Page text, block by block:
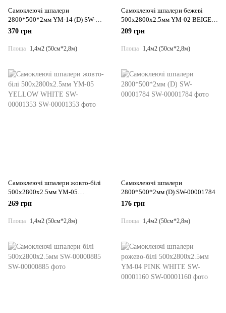
Самоклеючі шпалери
2800*500*2мм YM-14 (D) SW-
00001782
370 грн
Площа 1,4м2 (50см*2,8м)
Самоклеючі шпалери бежеві
500х2800х2.5мм YM-02 BEIGE
SW-00001309
209 грн
Площа 1,4м2 (50см*2,8м)
Самоклеючі шпалери жовто-білі
500х2800х2.5мм YM-05
YELLOW WHITE SW-00001353
269 грн
Площа 1,4м2 (50см*2,8м)
Самоклеючі шпалери
2800*500*2мм (D) SW-00001784
176 грн
Площа 1,4м2 (50см*2,8м)